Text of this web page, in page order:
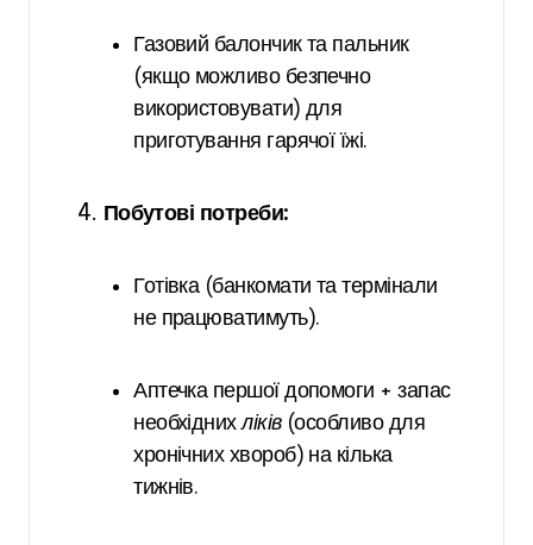
Газовий балончик та пальник
(якщо можливо безпечно
використовувати) для
приготування гарячої їжі.
Побутові потреби:
Готівка (банкомати та термінали
не працюватимуть).
Аптечка першої допомоги + запас
необхіднихліків(особливо для
хронічних хвороб) на кілька
тижнів.